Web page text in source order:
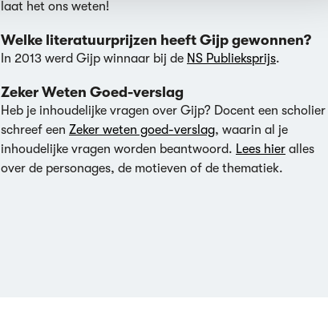
laat het ons weten!
Welke literatuurprijzen heeft Gijp gewonnen?
In 2013 werd Gijp winnaar bij de NS Publieksprijs.
Zeker Weten Goed-verslag
Heb je inhoudelijke vragen over Gijp? Docent een scholier
schreef een Zeker weten goed-verslag, waarin al je
inhoudelijke vragen worden beantwoord. Lees hier alles
over de personages, de motieven of de thematiek.